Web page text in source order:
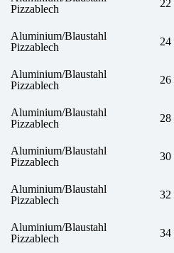
Pizzablech
22
Aluminium/Blaustahl
Pizzablech
24
Aluminium/Blaustahl
Pizzablech
26
Aluminium/Blaustahl
Pizzablech
28
Aluminium/Blaustahl
Pizzablech
30
Aluminium/Blaustahl
Pizzablech
32
Aluminium/Blaustahl
Pizzablech
34